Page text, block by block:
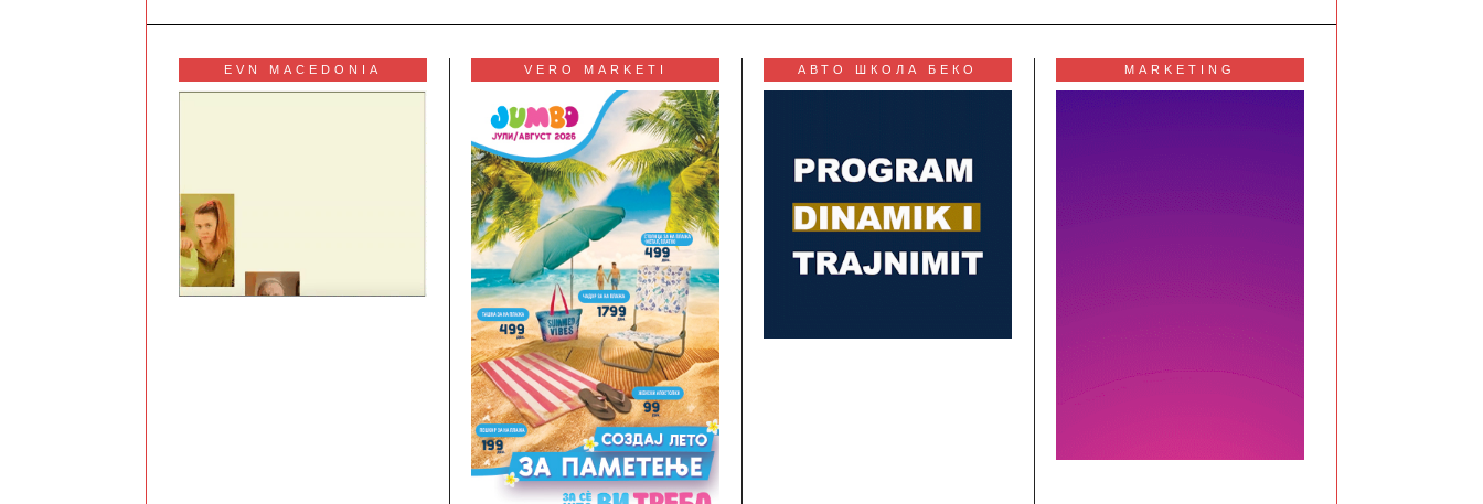
EVN MACEDONIA VERO MARKETI АВТО ШКОЛА БЕКО MARKETING